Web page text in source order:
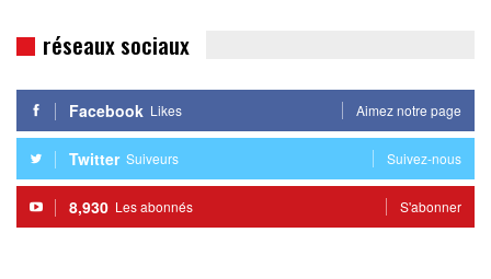
réseaux sociaux
Facebook Likes Aimez notre page
Twitter Suiveurs Suivez-nous
8,930 Les abonnés S'abonner